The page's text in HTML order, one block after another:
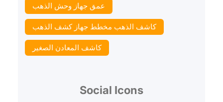
عمق جهاز وحش الذهب
كاشف الذهب مخطط جهاز كشف الذهب
كاشف المعادن الصغير
Social Icons